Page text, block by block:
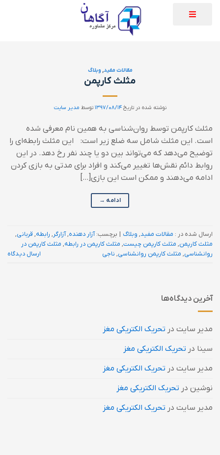
مقالات مفید, وبلاگ
مثلث کارپمن
نوشته شده در تاریخ۱۳۹۷/۰۸/۱۴ توسط مدیر سایت
مثلث کارپمن توسط روان‌شناسی به همین نام معرفی شده
است. این مثلث شامل سه ضلع زیر است: این مثلث رابطه‌ای را
توضیح می‌دهد که می‌تواند بین دو یا چند نفر رخ دهد. در این
روابط دائم نقش‌ها تغییر می‌کند و افراد برای مدتی به بازی کردن
ادامه می‌دهند و ممکن است این بازی[…]
ادامه →
ارسال شده در : مقالات مفید, وبلاگ | برچسب:آزار دهنده,آزارگر, رابطه, قربانی,
مثلث کارپمن, مثلث کارپمن چیست, مثلث کارپمن در رابطه, مثلث کارپمن در
روانشناسی, مثلث کارپمن روانشناسی, ناجی ارسال دیدگاه
آخرین دیدگاه‌ها
مدیر سایت در تحریک الکتریکی مغز
سینا در تحریک الکتریکی مغز
مدیر سایت در تحریک الکتریکی مغز
نوشین در تحریک الکتریکی مغز
مدیر سایت در تحریک الکتریکی مغز